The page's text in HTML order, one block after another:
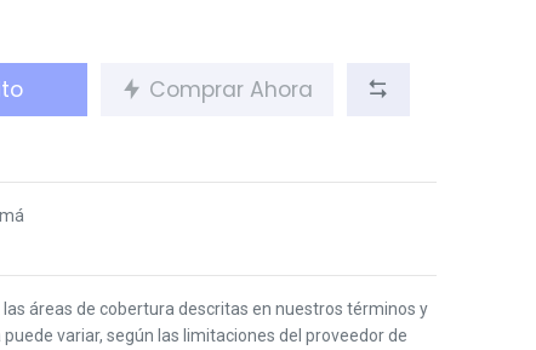
Comprar Ahora
las áreas de cobertura descritas en nuestros términos y
variar, según las limitaciones del proveedor de